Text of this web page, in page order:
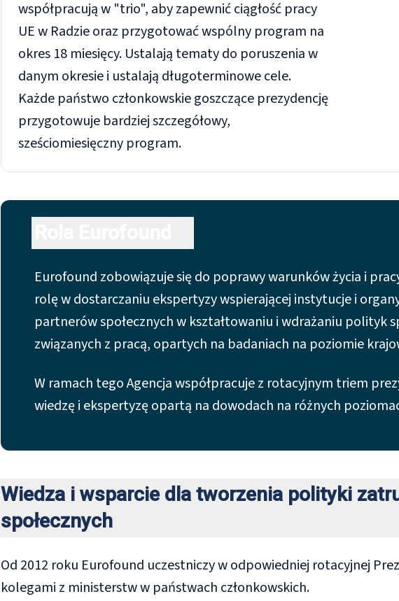
współpracują w "trio", aby zapewnić ciągłość pracy
UE w Radzie oraz przygotować wspólny program na
okres 18 miesięcy. Ustalają tematy do poruszenia w
danym okresie i ustalają długoterminowe cele.
Każde państwo członkowskie goszczące prezydencję
przygotowuje bardziej szczegółowy,
sześciomiesięczny program.
Eurofound zobowiązuje się do poprawy warunków życia i
rolę w dostarczaniu ekspertyzy wspierającej instytucje i
partnerów społecznych w kształtowaniu i wdrażaniu polityk
związanych z pracą, opartych na badaniach na poziomie
W ramach tego Agencja współpracuje z rotacyjnym triem
wiedzę i ekspertyzę opartą na dowodach na różnych
Wiedza i wsparcie dla tworzenia polityki
społecznych
Od 2012 roku Eurofound uczestniczy w odpowiedniej rotacyjnej
kolegami z ministerstw w państwach członkowskich.